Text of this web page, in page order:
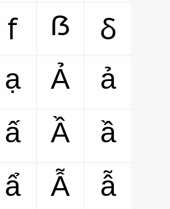
ẝ ẞ
ẟ
ạ Ả
ả
ấ Ầ
ầ
ẩ Ẫ
ẫ